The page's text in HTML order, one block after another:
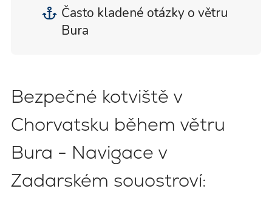
Často kladené otázky o větru
Bura
Bezpečné kotviště v
Chorvatsku během větru
Bura - Navigace v
Zadarském souostroví: